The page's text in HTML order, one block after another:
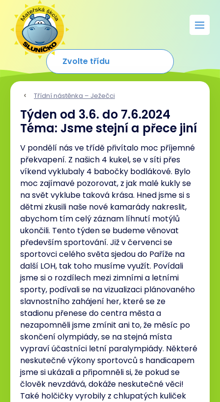
Třídní nástěnka – Ježečci
Týden od 3.6. do 7.6.2024
Téma: Jsme stejní a přece jiní
V pondělí nás ve třídě přivítalo moc příjemné
překvapení. Z našich 4 kukel, se v síti přes
víkend vyklubaly 4 babočky bodlákové. Bylo
moc zajímavé pozorovat, z jak malé kukly se
na svět vyklube taková krása. Hned jsme si s
dětmi zkusili naše nové kamarády nakreslit,
abychom tím celý záznam líhnutí motýlů
ukončili. Tento týden se budeme věnovat
především sportování. Již v červenci se
sportovci celého světa sjedou do Paříže na
další LOH, tak toho musíme využít. Povídali
jsme si o rozdílech mezi zimními a letními
sporty, podívali se na vizualizaci plánovaného
slavnostního zahájení her, které se ze
stadionu přenese do centra města a
nezapomněli jsme zmínit ani to, že měsíc po
skončení olympiády, se na stejná místa
vypraví účastníci letní paralympiády. Některé
neskutečné výkony sportovců s handicapem
jsme si ukázali a připomněli si, že pokud se
člověk nevzdává, dokáže neskutečné věci!
Také holčičky vyrobily z chlupatých kuliček